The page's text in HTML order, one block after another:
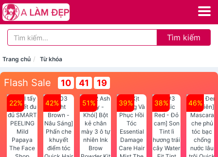
Tìm kiếm
Trang chủ Từ khóa
Flash Sale 10 41 17
22% 42% 51% 39% 38% 46%